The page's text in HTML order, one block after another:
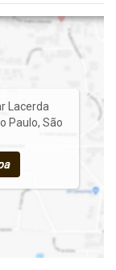
Lacerda
Paulo,São